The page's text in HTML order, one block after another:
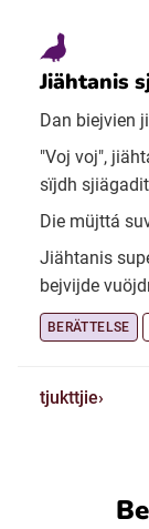
Jiähtanis
Dan biejvien
"Voj voj",
sïjdh
Die müjttá
Jiähtanis
bejvijde
BERÄTTELSE
tjukttjie